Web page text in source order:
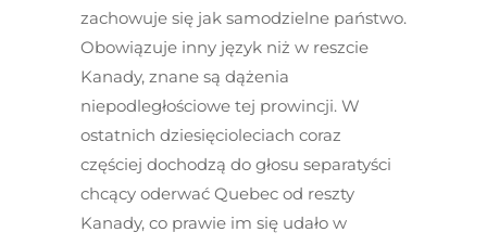
zachowuje się jak samodzielne państwo.
Obowiązuje inny język niż w reszcie
Kanady, znane są dążenia
niepodległościowe tej prowincji. W
ostatnich dziesięcioleciach coraz
częściej dochodzą do głosu separatyści
chcący oderwać Quebec od reszty
Kanady, co prawie im się udało w